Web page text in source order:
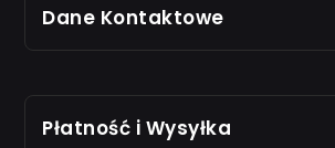
Dane Kontaktowe
(+48) 888 561 463
na e-maile odpisujemy od 8.00 do 16.00
Płatność i Wysyłka